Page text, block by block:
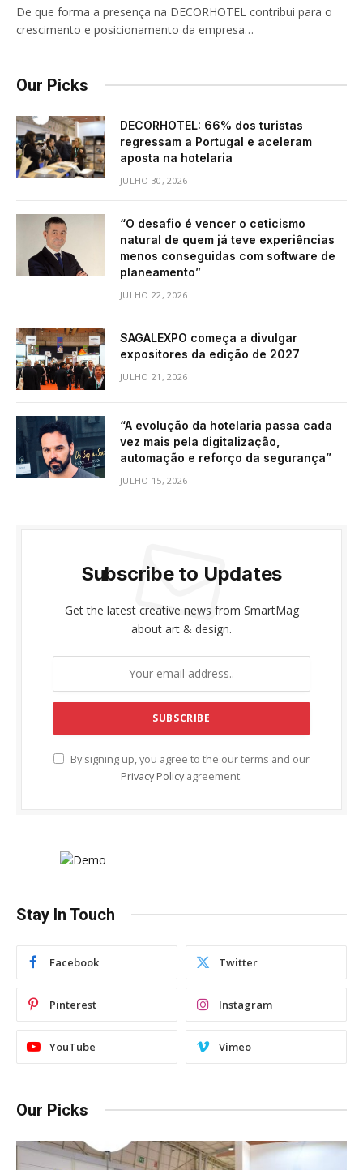
De que forma a presença na DECORHOTEL contribui para o
crescimento e posicionamento da empresa…
Our Picks
DECORHOTEL: 66% dos turistas
regressam a Portugal e aceleram
aposta na hotelaria
JULHO 30, 2026
“O desafio é vencer o ceticismo
natural de quem já teve experiências
menos conseguidas com software de
planeamento”
JULHO 22, 2026
SAGALEXPO começa a divulgar
expositores da edição de 2027
JULHO 21, 2026
“A evolução da hotelaria passa cada
vez mais pela digitalização,
automação e reforço da segurança”
JULHO 15, 2026
Subscribe to Updates
Get the latest creative news from SmartMag
about art & design.
By signing up, you agree to the our terms and our
Privacy Policy agreement.
Stay In Touch
Facebook Twitter
Pinterest Instagram
YouTube Vimeo
Our Picks